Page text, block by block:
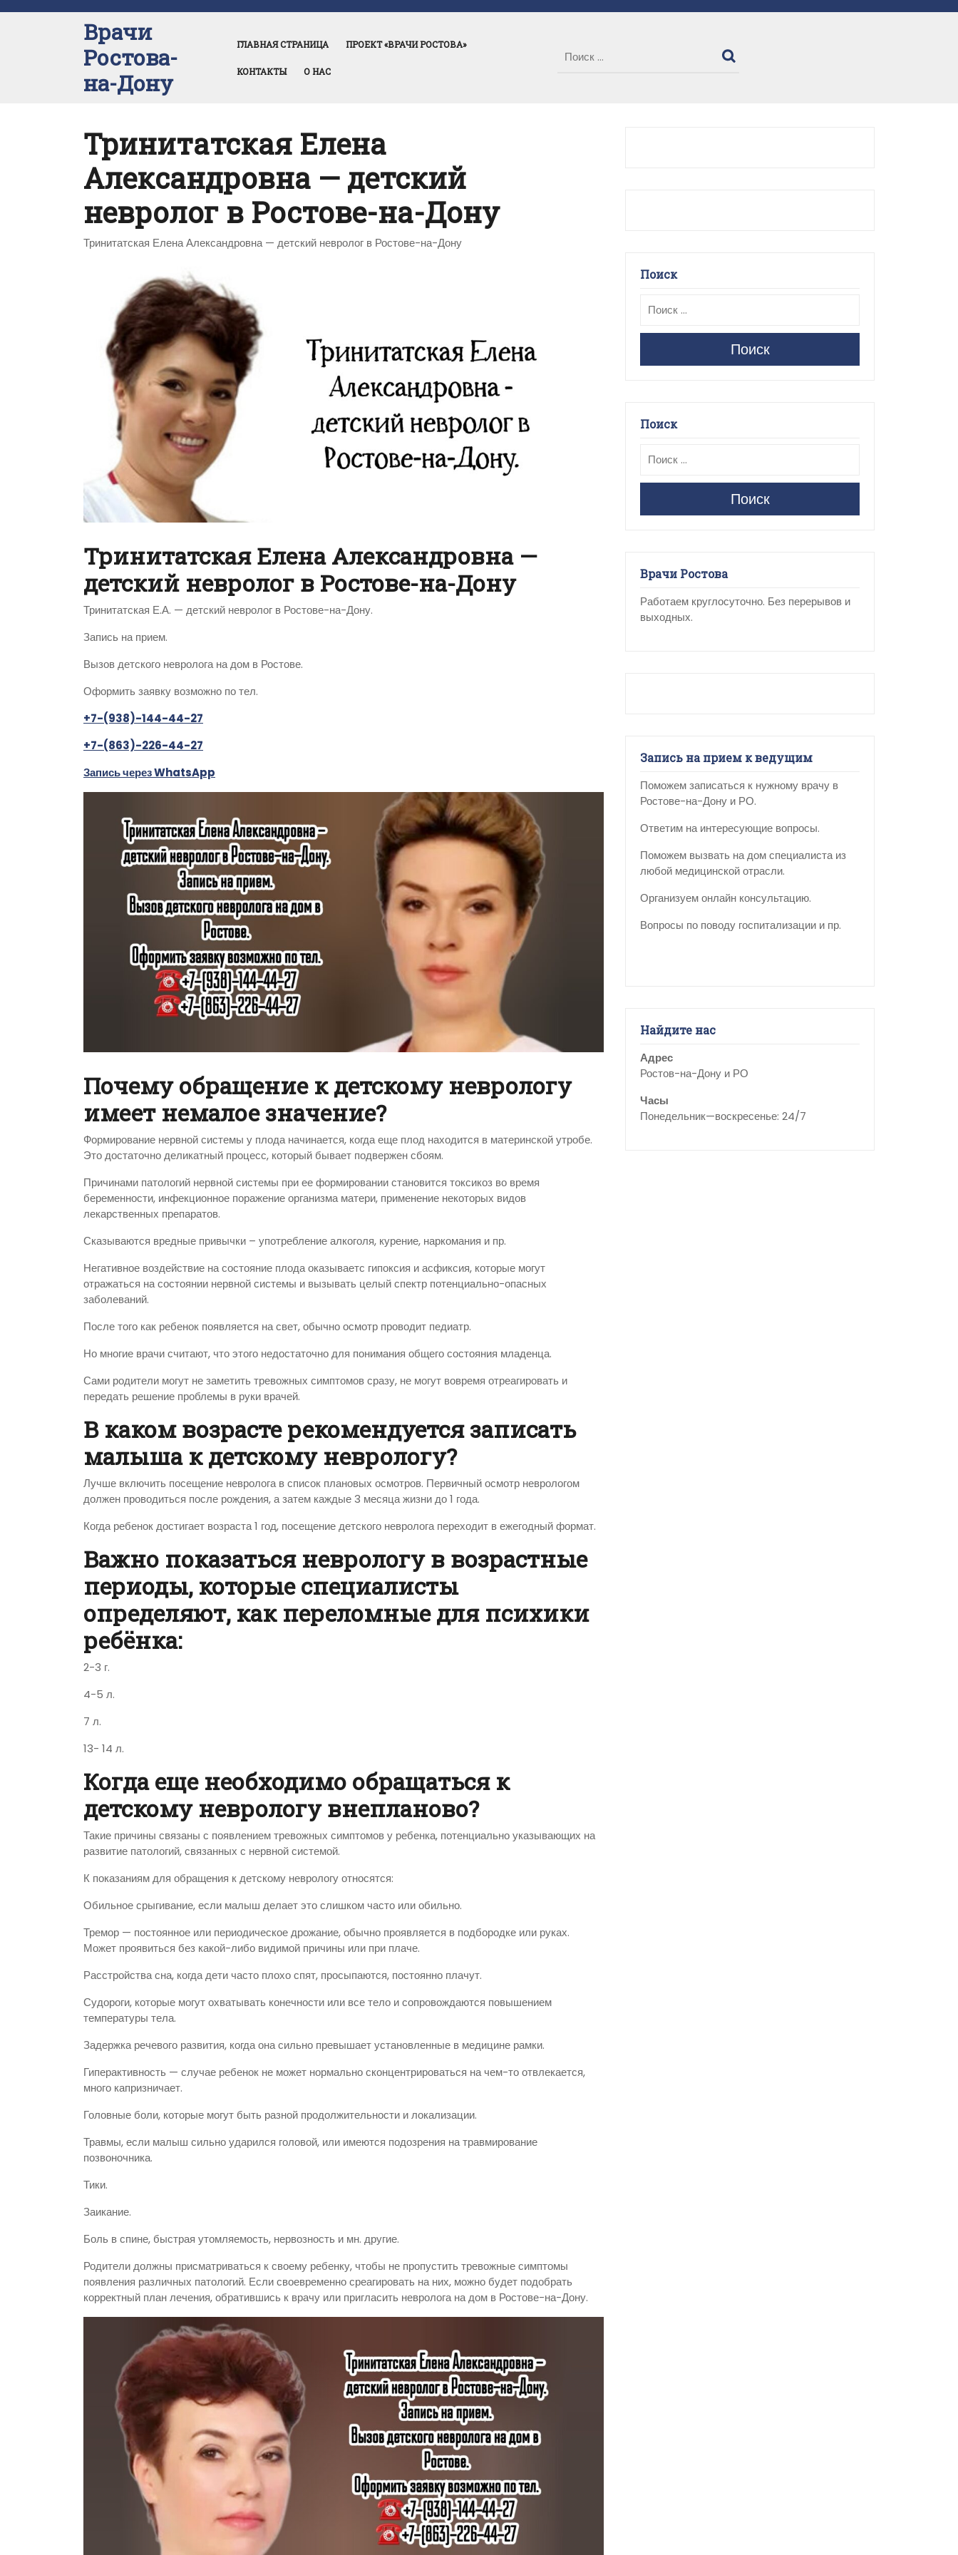
Врачи
Ростова-
на-Дону
ГЛАВНАЯ СТРАНИЦА ПРОЕКТ «ВРАЧИ РОСТОВА»
КОНТАКТЫ О НАС
Тринитатская Елена
Александровна — детский
невролог в Ростове-на-Дону
Тринитатская Елена Александровна — детский невролог в Ростове-на-Дону
Тринитатская Елена Александровна —
детский невролог в Ростове-на-Дону
Тринитатская Е.А. — детский невролог в Ростове-на-Дону.
Запись на прием.
Вызов детского невролога на дом в Ростове.
Оформить заявку возможно по тел.
+7-(938)-144-44-27
+7-(863)-226-44-27
Запись через WhatsApp
Почему обращение к детскому неврологу
имеет немалое значение?
Формирование нервной системы у плода начинается, когда еще плод находится в материнской утробе.
Это достаточно деликатный процесс, который бывает подвержен сбоям.
Причинами патологий нервной системы при ее формировании становится токсикоз во время
беременности, инфекционное поражение организма матери, применение некоторых видов
лекарственных препаратов.
Сказываются вредные привычки – употребление алкоголя, курение, наркомания и пр.
Негативное воздействие на состояние плода оказываетс гипоксия и асфиксия, которые могут
отражаться на состоянии нервной системы и вызывать целый спектр потенциально-опасных
заболеваний.
После того как ребенок появляется на свет, обычно осмотр проводит педиатр.
Но многие врачи считают, что этого недостаточно для понимания общего состояния младенца.
Сами родители могут не заметить тревожных симптомов сразу, не могут вовремя отреагировать и
передать решение проблемы в руки врачей.
В каком возрасте рекомендуется записать
малыша к детскому неврологу?
Лучше включить посещение невролога в список плановых осмотров. Первичный осмотр неврологом
должен проводиться после рождения, а затем каждые 3 месяца жизни до 1 года.
Когда ребенок достигает возраста 1 год, посещение детского невролога переходит в ежегодный формат.
Важно показаться неврологу в возрастные
периоды, которые специалисты
определяют, как переломные для психики
ребёнка:
2-3 г.
4-5 л.
7 л.
13- 14 л.
Когда еще необходимо обращаться к
детскому неврологу внепланово?
Такие причины связаны с появлением тревожных симптомов у ребенка, потенциально указывающих на
развитие патологий, связанных с нервной системой.
К показаниям для обращения к детскому неврологу относятся:
Обильное срыгивание, если малыш делает это слишком часто или обильно.
Тремор — постоянное или периодическое дрожание, обычно проявляется в подбородке или руках.
Может проявиться без какой-либо видимой причины или при плаче.
Расстройства сна, когда дети часто плохо спят, просыпаются, постоянно плачут.
Судороги, которые могут охватывать конечности или все тело и сопровождаются повышением
температуры тела.
Задержка речевого развития, когда она сильно превышает установленные в медицине рамки.
Гиперактивность — случае ребенок не может нормально сконцентрироваться на чем-то отвлекается,
много капризничает.
Головные боли, которые могут быть разной продолжительности и локализации.
Травмы, если малыш сильно ударился головой, или имеются подозрения на травмирование
позвоночника.
Тики.
Заикание.
Боль в спине, быстрая утомляемость, нервозность и мн. другие.
Родители должны присматриваться к своему ребенку, чтобы не пропустить тревожные симптомы
появления различных патологий. Если своевременно среагировать на них, можно будет подобрать
корректный план лечения, обратившись к врачу или пригласить невролога на дом в Ростове-на-Дону.
Поиск
Поиск
Поиск
Поиск
Врачи Ростова
Работаем круглосуточно. Без перерывов и
выходных.
Запись на прием к ведущим
Поможем записаться к нужному врачу в
Ростове-на-Дону и РО.
Ответим на интересующие вопросы.
Поможем вызвать на дом специалиста из
любой медицинской отрасли.
Организуем онлайн консультацию.
Вопросы по поводу госпитализации и пр.
Найдите нас
Адрес
Ростов-на-Дону и РО
Часы
Понедельник—воскресенье: 24/7